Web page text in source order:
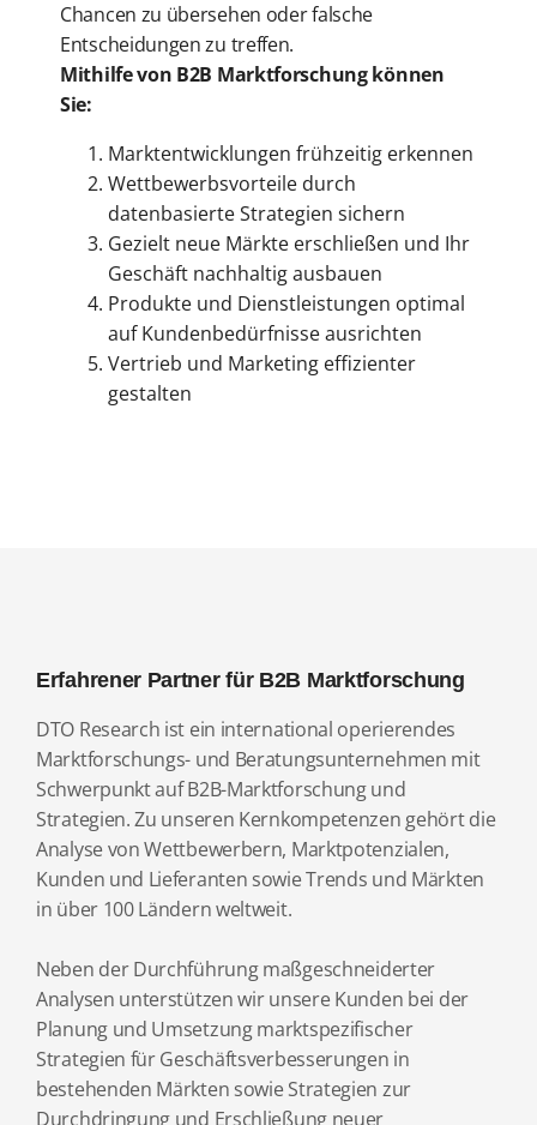
Chancen zu übersehen oder falsche
Entscheidungen zu treffen.
Mithilfe von B2B Marktforschung können
Sie:
Marktentwicklungen frühzeitig erkennen
Wettbewerbsvorteile durch
datenbasierte Strategien sichern
Gezielt neue Märkte erschließen und Ihr
Geschäft nachhaltig ausbauen
Produkte und Dienstleistungen optimal
auf Kundenbedürfnisse ausrichten
Vertrieb und Marketing effizienter
gestalten
Erfahrener Partner für B2B Marktforschung
DTO Research ist ein international operierendes
Marktforschungs- und Beratungsunternehmen mit
Schwerpunkt auf B2B-Marktforschung und
Strategien. Zu unseren Kernkompetenzen gehört die
Analyse von Wettbewerbern, Marktpotenzialen,
Kunden und Lieferanten sowie Trends und Märkten
in über 100 Ländern weltweit.
Neben der Durchführung maßgeschneiderter
Analysen unterstützen wir unsere Kunden bei der
Planung und Umsetzung marktspezifischer
Strategien für Geschäftsverbesserungen in
bestehenden Märkten sowie Strategien zur
Durchdringung und Erschließung neuer